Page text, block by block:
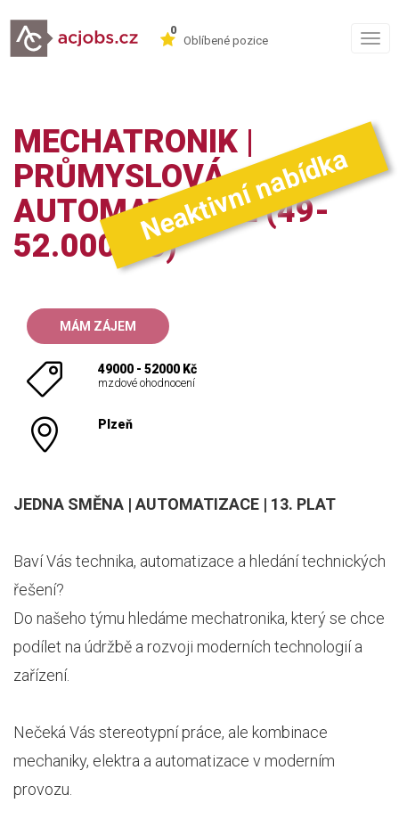
0
Oblíbené pozice
MECHATRONIK |
PRŮMYSLOVÁ
AUTOMATIZACE (49-
52.000 KČ)Neaktivní nabídka
MÁM ZÁJEM
49000 - 52000 Kč
mzdové ohodnocení
Plzeň
JEDNA SMĚNA | AUTOMATIZACE | 13. PLAT
Baví Vás technika, automatizace a hledání technických
řešení?
Do našeho týmu hledáme mechatronika, který se chce
podílet na údržbě a rozvoji moderních technologií a
zařízení.
Nečeká Vás stereotypní práce, ale kombinace
mechaniky, elektra a automatizace v moderním
provozu.